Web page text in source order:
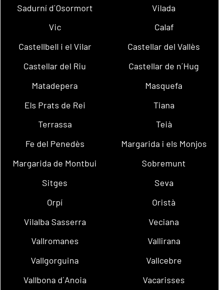
Sadurní d´Osormort
Vilada
Vic
Calaf
Castellbell i el Vilar
Castellar del Vallès
Castellar del Riu
Castellar de n´Hug
Matadepera
Masquefa
Els Prats de Rei
Tiana
Terrassa
Teià
Fe del Penedès
Margarida i els Monjos
Margarida de Montbui
Sobremunt
Sitges
Seva
Orpí
Oristà
Vilalba Sasserra
Veciana
Vallromanes
Vallirana
Vallgorguina
Vallcebre
Vallbona d´Anoia
Vacarisses